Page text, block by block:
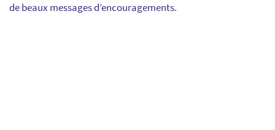
de beaux messages d’encouragements.